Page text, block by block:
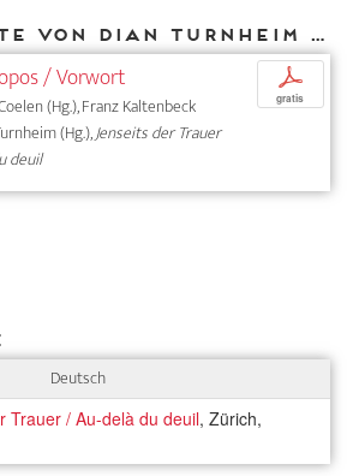
Weitere Texte von Dian Turnheim bei DIAPHANES
/ Vorwort
(Hg.), Franz Kaltenbeck
(Hg.),Jenseits der Trauer
deuil
p
gratis
Deutsch
Trauer / Au-delà du deuil, Zürich,